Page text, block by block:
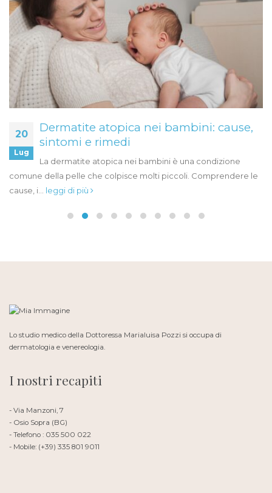
20
Lug
Dermatite atopica nei bambini: cause,
sintomi e rimedi
La dermatite atopica nei bambini è una condizione
comune della pelle che colpisce molti piccoli. Comprendere le
cause, i... leggi di più
Lo studio medico della Dottoressa Marialuisa Pozzi si occupa di
dermatologia e venereologia.
I nostri recapiti
- Via Manzoni, 7
- Osio Sopra (BG)
- Telefono : 035 500 022
- Mobile: (+39) 335 801 9011